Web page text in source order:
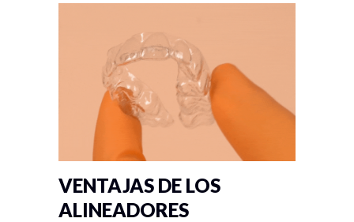
VENTAJAS DE LOS
ALINEADORES